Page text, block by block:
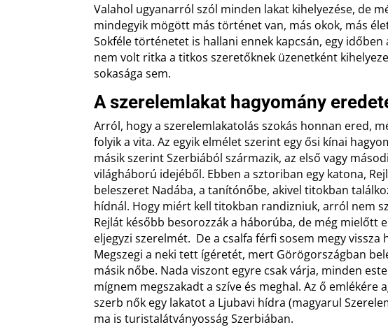
Valahol ugyanarról szól minden lakat kihelyezése, de
mindegyik mögött más történet van, más okok, más
Sokféle történetet is hallani ennek kapcsán, egy időben
nem volt ritka a titkos szeretőknek üzenetként
sokasága sem.
A szerelemlakat hagyomány
Arról, hogy a szerelemlakatolás szokás honnan ered,
folyik a vita. Az egyik elmélet szerint egy ősi kínai
másik szerint Szerbiából származik, az első vagy
világháború idejéből. Ebben a sztoriban egy katona,
beleszeret Nadába, a tanítónőbe, akivel titokban
hídnál. Hogy miért kell titokban randizniuk, arról nem
Rejlát később besorozzák a háborúba, de még mielőtt
eljegyzi szerelmét. De a csalfa férfi sosem megy vissza
Megszegi a neki tett ígéretét, mert Görögországban
másik nőbe. Nada viszont egyre csak várja, minden
mígnem megszakadt a szíve és meghal. Az ő emlékére
szerb nők egy lakatot a Ljubavi hídra (magyarul
ma is turistalátványosság Szerbiában.